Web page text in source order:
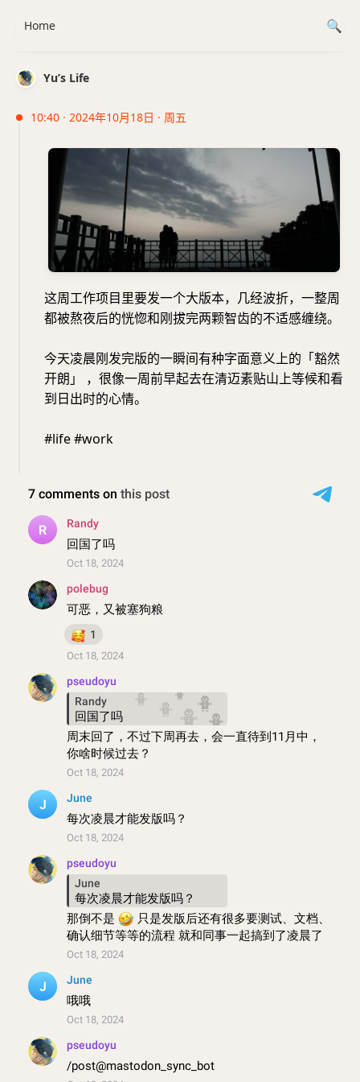
Yu’s Life
10:40 · 2024年10月18日 · 周五
这周工作项目里要发一个大版本，几经波折，一整周
都被熬夜后的恍惚和刚拔完两颗智齿的不适感缠绕。
今天凌晨刚发完版的一瞬间有种字面意义上的「豁然
开朗」 ，很像一周前早起去在清迈素贴山上等候和看
到日出时的心情。
#life #work
Home